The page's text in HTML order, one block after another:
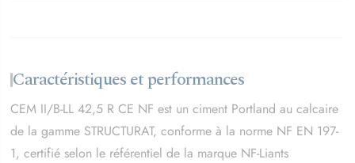
Caractéristiques et performances
CEM II/B-LL 42,5 R CE NF est un ciment Portland au calcaire
de la gamme STRUCTURAT, conforme à la norme NF EN 197-
1, certifié selon le référentiel de la marque NF-Liants